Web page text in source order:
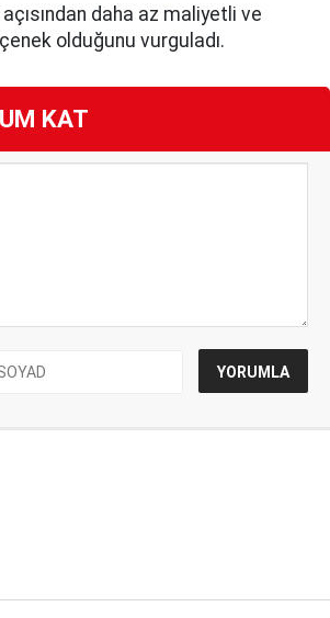
daha az maliyetli ve
olduğunu vurguladı.
KAT